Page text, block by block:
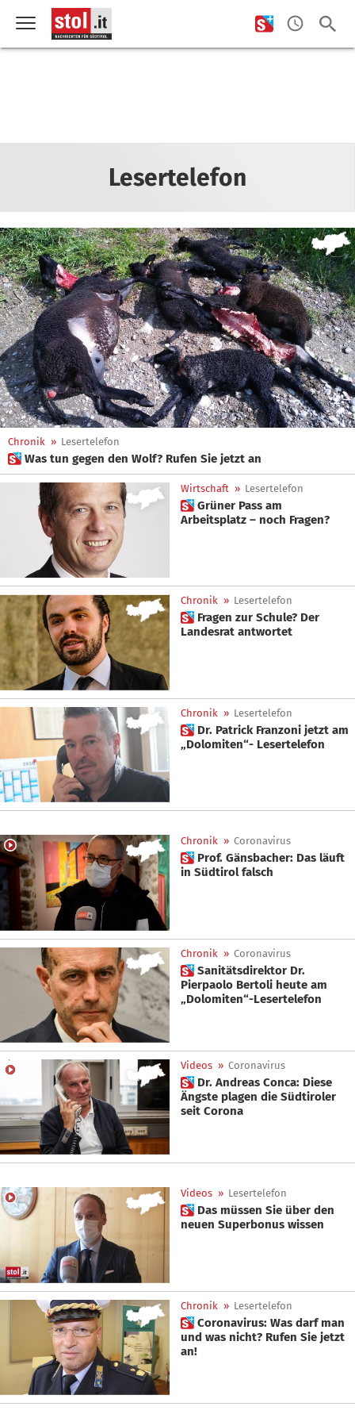
Lesertelefon
Chronik » Lesertelefon
 Was tun gegen den Wolf? Rufen Sie jetzt an
Wirtschaft » Lesertelefon
 Grüner Pass am
Arbeitsplatz – noch Fragen?
Chronik » Lesertelefon
 Fragen zur Schule? Der
Landesrat antwortet
Chronik » Lesertelefon
 Dr. Patrick Franzoni jetzt am
„Dolomiten“- Lesertelefon
Chronik » Coronavirus
 Prof. Gänsbacher: Das läuft
in Südtirol falsch
Chronik » Coronavirus
 Sanitätsdirektor Dr.
Pierpaolo Bertoli heute am
„Dolomiten“-Lesertelefon
Videos » Coronavirus
 Dr. Andreas Conca: Diese
Ängste plagen die Südtiroler
seit Corona
Videos » Lesertelefon
 Das müssen Sie über den
neuen Superbonus wissen
Chronik » Lesertelefon
 Coronavirus: Was darf man
und was nicht? Rufen Sie jetzt
an!